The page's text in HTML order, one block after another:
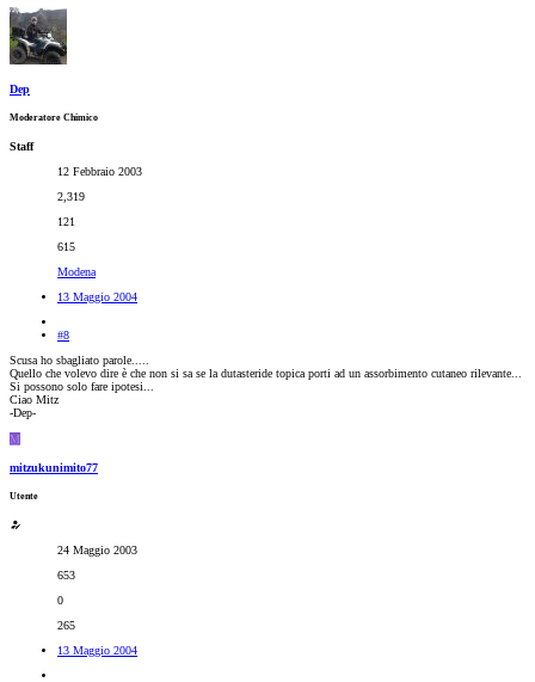
Dep
Moderatore Chimico
Staff
12 Febbraio 2003
2,319
121
615
Modena
13 Maggio 2004
#8
Scusa ho sbagliato parole.....
Quello che volevo dire è che non si sa se la dutasteride topica porti ad un assorbimento cutaneo rilevante...
Si possono solo fare ipotesi...
Ciao Mitz
-Dep-
M
mitzukunimito77
Utente
24 Maggio 2003
653
0
265
13 Maggio 2004